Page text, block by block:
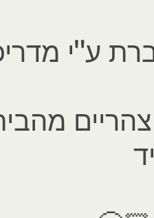
ע"י